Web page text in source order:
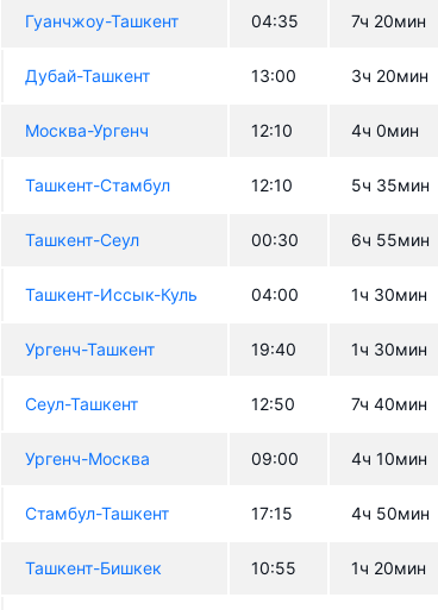
Гуанчжоу-Ташкент 04:35 7ч 20мин
Дубай-Ташкент 13:00 3ч 20мин
Москва-Ургенч 12:10 4ч 0мин
Ташкент-Стамбул 12:10 5ч 35мин
Ташкент-Сеул 00:30 6ч 55мин
Ташкент-Иссык-Куль 04:00 1ч 30мин
Ургенч-Ташкент 19:40 1ч 30мин
Сеул-Ташкент 12:50 7ч 40мин
Ургенч-Москва 09:00 4ч 10мин
Стамбул-Ташкент 17:15 4ч 50мин
Ташкент-Бишкек 10:55 1ч 20мин